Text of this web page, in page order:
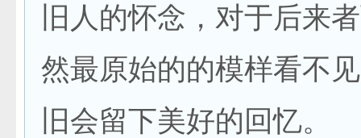
旧人的怀念，对于后来
然最原始的的模样看不
旧会留下美好的回忆。